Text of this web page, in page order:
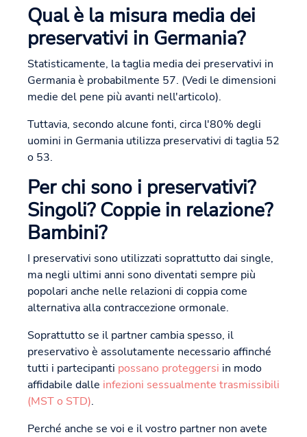
Qual è la misura media dei
preservativi in Germania?
Statisticamente, la taglia media dei preservativi in
Germania è probabilmente 57. (Vedi le dimensioni
medie del pene più avanti nell'articolo).
Tuttavia, secondo alcune fonti, circa l'80% degli
uomini in Germania utilizza preservativi di taglia 52
o 53.
Per chi sono i preservativi?
Singoli? Coppie in relazione?
Bambini?
I preservativi sono utilizzati soprattutto dai single,
ma negli ultimi anni sono diventati sempre più
popolari anche nelle relazioni di coppia come
alternativa alla contraccezione ormonale.
Soprattutto se il partner cambia spesso, il
preservativo è assolutamente necessario affinché
tutti i partecipanti possano proteggersi in modo
affidabile dalle infezioni sessualmente trasmissibili
(MST o STD).
Perché anche se voi e il vostro partner non avete